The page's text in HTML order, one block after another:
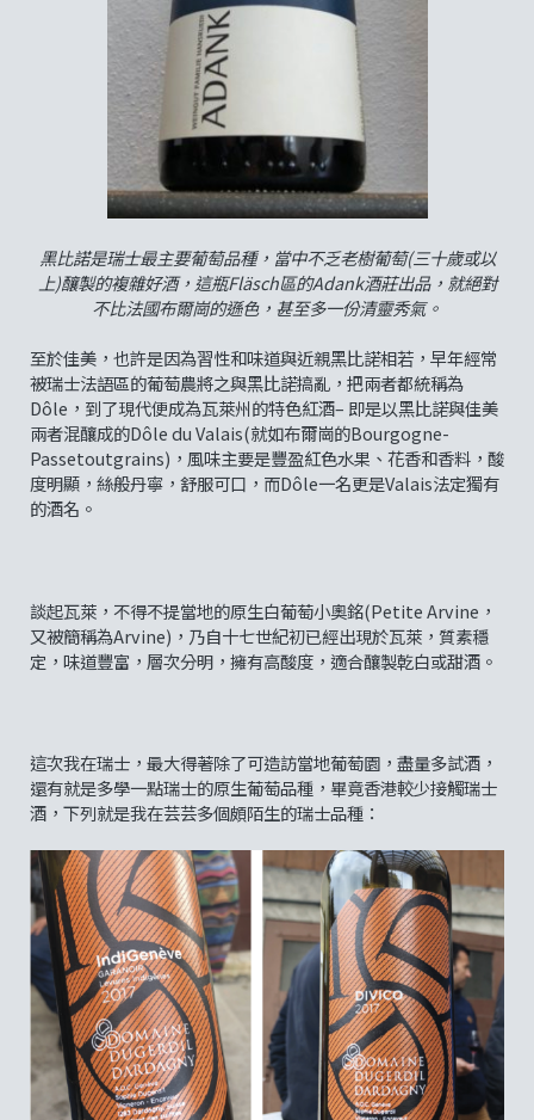
黑比諾是瑞士最主要葡萄品種，當中不乏老樹葡萄(三十歲或以
上)釀製的複雜好酒，這瓶Fläsch區的Adank酒莊出品，就絕對
不比法國布爾崗的遜色，甚至多一份清靈秀氣。
至於佳美，也許是因為習性和味道與近親黑比諾相若，早年經常
被瑞士法語區的葡萄農將之與黑比諾搞亂，把兩者都統稱為
Dôle，到了現代便成為瓦萊州的特色紅酒– 即是以黑比諾與佳美
兩者混釀成的Dôle du Valais(就如布爾崗的Bourgogne-
Passetoutgrains)，風味主要是豐盈紅色水果、花香和香料，酸
度明顯，絲般丹寧，舒服可口，而Dôle一名更是Valais法定獨有
的酒名。
談起瓦萊，不得不提當地的原生白葡萄小奧銘(Petite Arvine，
又被簡稱為Arvine)，乃自十七世紀初已經出現於瓦萊，質素穩
定，味道豐富，層次分明，擁有高酸度，適合釀製乾白或甜酒。
這次我在瑞士，最大得著除了可造訪當地葡萄園，盡量多試酒，
還有就是多學一點瑞士的原生葡萄品種，畢竟香港較少接觸瑞士
酒，下列就是我在芸芸多個頗陌生的瑞士品種：